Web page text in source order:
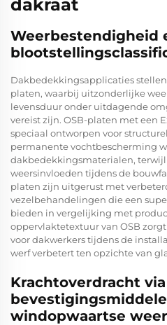
dakraat
Weerbestendigheid
Dakbedekkingsapplicaties
platen, waarbij uitzonderlijke
levensduur onder uitdagende
vereist zijn. OSB-platen met een
speciaal ontworpen voor
permanente vochtbescherming
dakbedekkingsmaterialen,
weersinvloeden tijdens de
platen zijn uitgerust met
vezelbehandelingen die een
bieden in vergelijking met
oppervlaktetextuur van OSB
voor dakwerkers tijdens de
werf verbetert ten opzichte van
Krachtoverdracht via
windopwaartse